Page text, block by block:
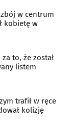
w centrum
kobietę w
to, że został
listem
trafił w ręce
kolizję